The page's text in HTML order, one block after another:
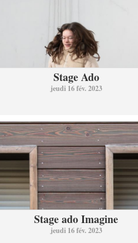
Stage Ado
jeudi 16 fév. 2023
Stage ado Imagine
jeudi 16 fév. 2023